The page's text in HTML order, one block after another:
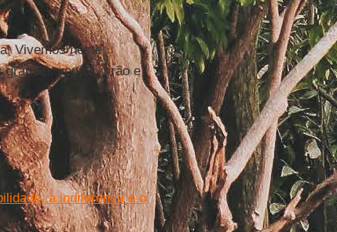
Vivemos neste
grandes ventos virão e
a indiferença e o